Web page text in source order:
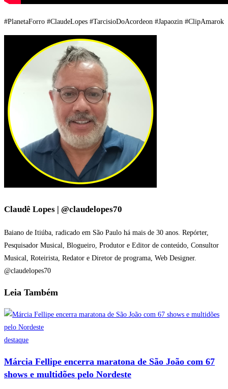
#PlanetaForro #ClaudeLopes #TarcisioDoAcordeon #Japaozin #ClipAmarok
Claudê Lopes | @claudelopes70
Baiano de Itiúba, radicado em São Paulo há mais de 30 anos. Repórter,
Pesquisador Musical, Blogueiro, Produtor e Editor de conteúdo, Consultor
Musical, Roteirista, Redator e Diretor de programa, Web Designer.
@claudelopes70
Leia Também
destaque
Márcia Fellipe encerra maratona de São João com 67
shows e multidões pelo Nordeste